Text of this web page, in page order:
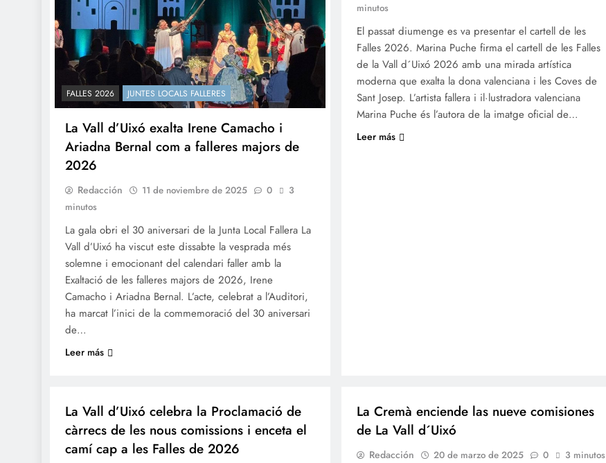
FALLES 2026 JUNTES LOCALS FALLERES
La Vall d’Uixó exalta Irene Camacho i
Ariadna Bernal com a falleres majors de
2026
Redacción 11 de noviembre de 2025 0
3
minutos
La gala obri el 30 aniversari de la Junta Local Fallera La
Vall d’Uixó ha viscut este dissabte la vesprada més
solemne i emocionant del calendari faller amb la
Exaltació de les falleres majors de 2026, Irene
Camacho i Ariadna Bernal. L’acte, celebrat a l’Auditori,
ha marcat l’inici de la commemoració del 30 aniversari
de…
Leer más
minutos
El passat diumenge es va presentar el cartell de les
Falles 2026. Marina Puche firma el cartell de les Falles
de la Vall d´Uixó 2026 amb una mirada artística
moderna que exalta la dona valenciana i les Coves de
Sant Josep. L’artista fallera i il·lustradora valenciana
Marina Puche és l’autora de la imatge oficial de…
Leer más
La Vall d’Uixó celebra la Proclamació de
càrrecs de les nous comissions i enceta el
camí cap a les Falles de 2026
La Cremà enciende las nueve comisiones
de La Vall d´Uixó
Redacción 20 de marzo de 2025 0 3 minutos